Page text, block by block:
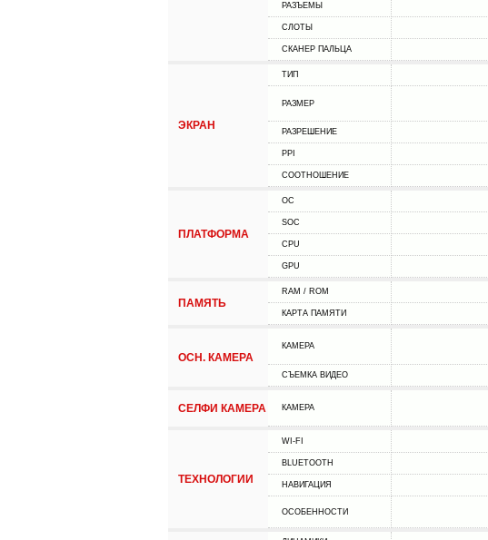
РАЗЪЕМЫ
СЛОТЫ
СКАНЕР ПАЛЬЦА
ЭКРАН
ТИП
РАЗМЕР
РАЗРЕШЕНИЕ
PPI
СООТНОШЕНИЕ
ПЛАТФОРМА
ОС
SOC
CPU
GPU
ПАМЯТЬ
RAM / ROM
КАРТА ПАМЯТИ
ОСН. КАМЕРА
КАМЕРА
СЪЕМКА ВИДЕО
СЕЛФИ КАМЕРА КАМЕРА
ТЕХНОЛОГИИ
WI-FI
BLUETOOTH
НАВИГАЦИЯ
ОСОБЕННОСТИ